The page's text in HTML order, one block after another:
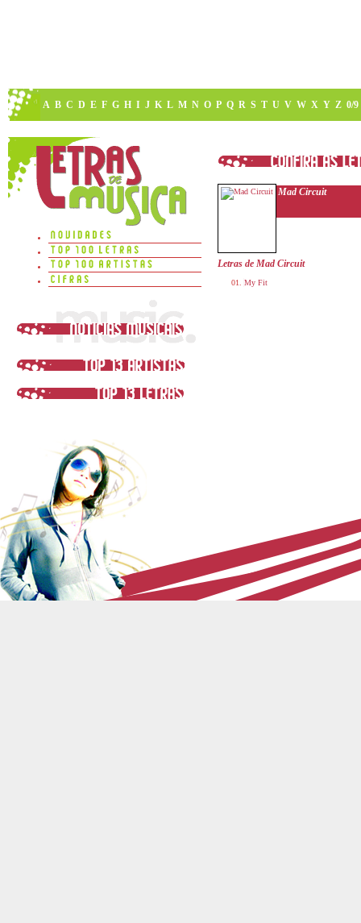
A B C D E F G H I J K L M N O P Q R S T U V W X Y Z 0/9
Mad Circuit
Letras de Mad Circuit
My Fit